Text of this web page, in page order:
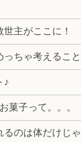
主がここに！
っちゃ考えること
♪
菓子って。。。
るのは体だけじゃ